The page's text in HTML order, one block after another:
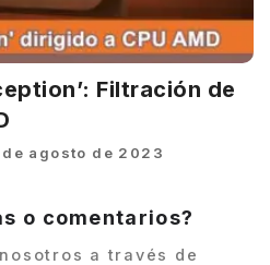
Filtración de
de agosto de 2023
o comentarios?
a través de